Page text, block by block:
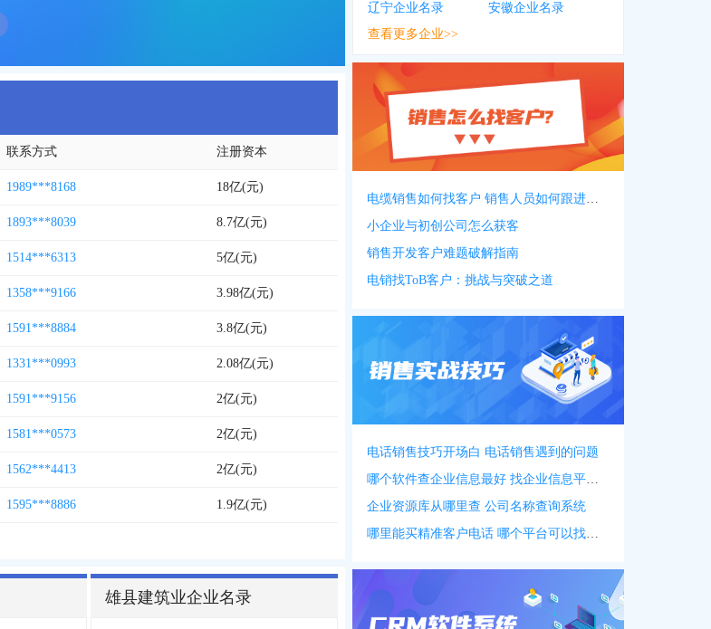
联系方式 注册资本
1989***8168 18亿(元)
1893***8039 8.7亿(元)
1514***6313 5亿(元)
1358***9166 3.98亿(元)
1591***8884 3.8亿(元)
1331***0993 2.08亿(元)
1591***9156 2亿(元)
1581***0573 2亿(元)
1562***4413 2亿(元)
1595***8886 1.9亿(元)
雄县建筑业企业名录
辽宁企业名录
安徽企业名录
查看更多企业>>
电缆销售如何找客户 销售人员如何跟进客户
小企业与初创公司怎么获客
销售开发客户难题破解指南
电销找ToB客户：挑战与突破之道
电话销售技巧开场白 电话销售遇到的问题
哪个软件查企业信息最好 找企业信息平台 app
企业资源库从哪里查 公司名称查询系统
哪里能买精准客户电话 哪个平台可以找客户资源